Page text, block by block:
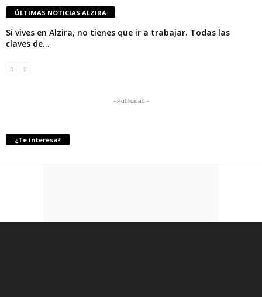
ÚLTIMAS NOTICIAS ALZIRA
Si vives en Alzira, no tienes que ir a trabajar. Todas las
claves de...
- Publicidad -
¿Te interesa?